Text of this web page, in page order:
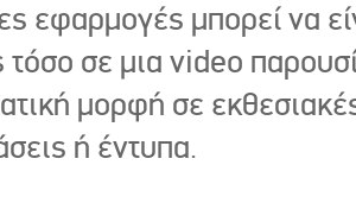
εφαρμογές μπορεί να
τόσο σε μια video
μορφή σε
ή έντυπα.